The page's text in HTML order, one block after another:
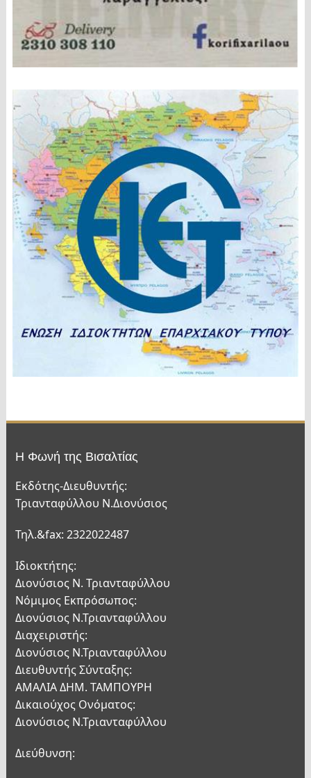
Η Φωνή της Βισαλτίας
Εκδότης-Διευθυντής:
Τριανταφύλλου Ν.Διονύσιος
Τηλ.&fax: 2322022487
Ιδιοκτήτης:
Διονύσιος Ν. Τριανταφύλλου
Νόμιμος Εκπρόσωπος:
Διονύσιος Ν.Τριανταφύλλου
Διαχειριστής:
Διονύσιος Ν.Τριανταφύλλου
Διευθυντής Σύνταξης:
ΑΜΑΛΙΑ ΔΗΜ. ΤΑΜΠΟΥΡΗ
Δικαιούχος Ονόματος:
Διονύσιος Ν.Τριανταφύλλου
Διεύθυνση: